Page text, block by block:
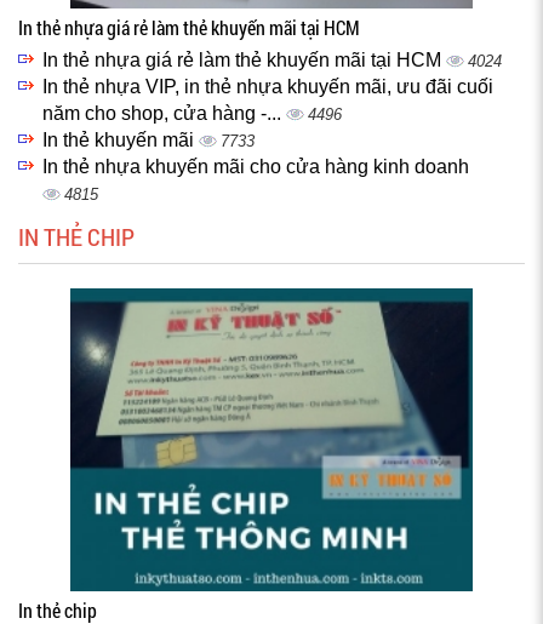
In thẻ nhựa giá rẻ làm thẻ khuyến mãi tại HCM
In thẻ nhựa giá rẻ làm thẻ khuyến mãi tại HCM 4024
In thẻ nhựa VIP, in thẻ nhựa khuyến mãi, ưu đãi cuối
năm cho shop, cửa hàng -...
4496
In thẻ khuyến mãi 7733
In thẻ nhựa khuyến mãi cho cửa hàng kinh doanh
4815
IN THẺ CHIP
In thẻ chip